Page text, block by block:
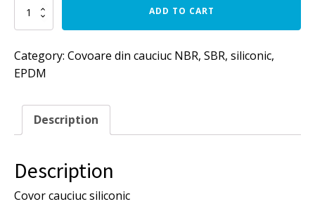
Covor
cauciuc
siliconic
mm
quantity
ADD TO CART
Category: Covoare din cauciuc NBR, SBR, siliconic,
EPDM
Description
Description
Covor cauciuc siliconic